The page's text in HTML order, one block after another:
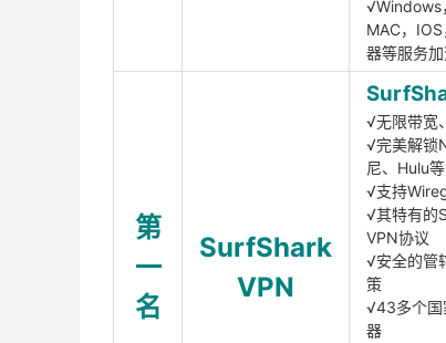
√Windows
MAC，
器等服务
第
一
名
SurfShark
VPN
√无限带宽
√完美解锁
尼、Hulu
√支持
√其特有的
VPN协议
√安全的管
策
√43多个国
器